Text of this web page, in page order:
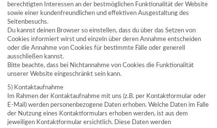
berechtigten Interessen an der bestmöglichen Funktionalität der Website
sowie einer kundenfreundlichen und effektiven Ausgestaltung des
Seitenbesuchs.
Du kannst deinen Browser so einstellen, dass du über das Setzen von
Cookies informiert wirst und einzeln über deren Annahme entscheiden
oder die Annahme von Cookies für bestimmte Fälle oder generell
ausschließen kannst.
Bitte beachte, dass bei Nichtannahme von Cookies die Funktionalität
unserer Website eingeschränkt sein kann.
5) Kontaktaufnahme
Im Rahmen der Kontaktaufnahme mit uns (z.B. per Kontaktformular oder
E-Mail) werden personenbezogene Daten erhoben. Welche Daten im Falle
der Nutzung eines Kontaktformulars erhoben werden, ist aus dem
jeweiligen Kontaktformular ersichtlich. Diese Daten werden